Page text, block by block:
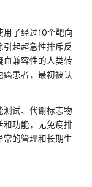
了经过10个靶向
起超急性排斥反
血兼容性的人类转
患者，最初被认
试、代谢标志物
功能，无免疫排
常的管理和长期生